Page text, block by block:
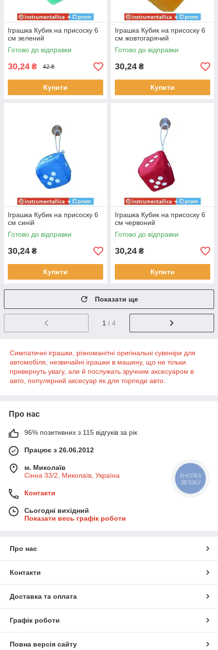
Іграшка Кубик на присоску 6
см зелений
Готово до відправки
30,24 ₴ 42 ₴
Купити
Іграшка Кубик на присоску 6
см жовтогарячий
Готово до відправки
30,24 ₴
Купити
Іграшка Кубик на присоску 6
см синій
Готово до відправки
30,24 ₴
Купити
Іграшка Кубик на присоску 6
см червоний
Готово до відправки
30,24 ₴
Купити
Показати ще
1 / 4
Симпатичні іграшки, різноманітні оригінальні сувеніри для
автомобіля, незвичайні іграшки в машину, що не тільки
привернуть увагу, але й послужать зручним аксесуаром в
авто, популярний аксесуар як для торпеди авто.
Про нас
96% позитивних з 115 відгуків за рік
Працює з 26.06.2012
м. Миколаїв
Сінна 33/2, Миколаїв, Україна
Контакти
Сьогодні вихідний
Показати весь графік роботи
Про нас
Контакти
Доставка та оплата
Графік роботи
Повна версія сайту
КНОПКА
ЗВ'ЯЗКУ